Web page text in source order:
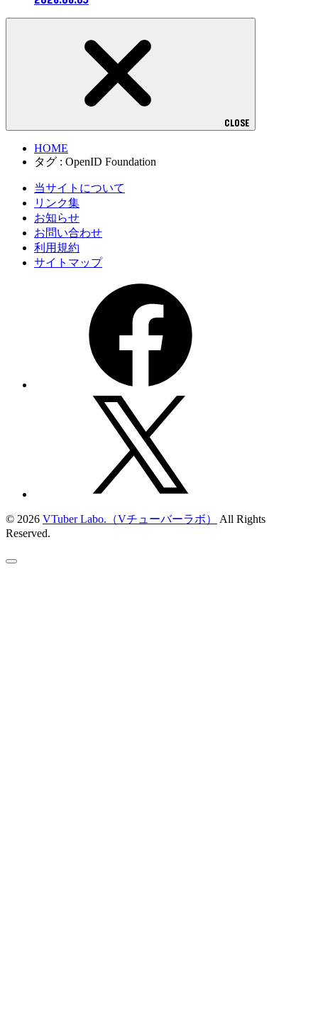
CLOSE
HOME
タグ : OpenID Foundation
当サイトについて
リンク集
お知らせ
お問い合わせ
利用規約
サイトマップ
© 2026 VTuber Labo.（Vチューバーラボ）
All Rights
Reserved.